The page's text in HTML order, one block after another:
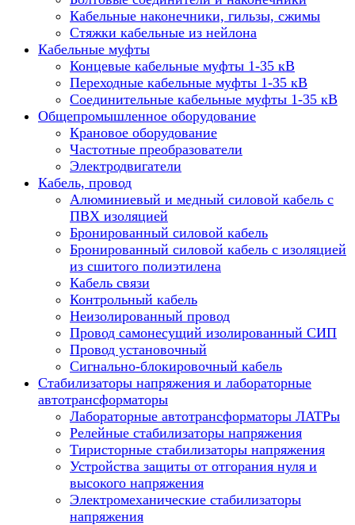
Кабельные наконечники, гильзы, сжимы
Стяжки кабельные из нейлона
Кабельные муфты
Концевые кабельные муфты 1-35 кВ
Переходные кабельные муфты 1-35 кВ
Соединительные кабельные муфты 1-35 кВ
Общепромышленное оборудование
Крановое оборудование
Частотные преобразователи
Электродвигатели
Кабель, провод
Алюминиевый и медный силовой кабель с
ПВХ изоляцией
Бронированный силовой кабель
Бронированный силовой кабель с изоляцией
из сшитого полиэтилена
Кабель связи
Контрольный кабель
Неизолированный провод
Провод самонесущий изолированный СИП
Провод установочный
Сигнально-блокировочный кабель
Стабилизаторы напряжения и лабораторные
автотрансформаторы
Лабораторные автотрансформаторы ЛАТРы
Релейные стабилизаторы напряжения
Тиристорные стабилизаторы напряжения
Устройства защиты от отгорания нуля и
высокого напряжения
Электромеханические стабилизаторы
напряжения